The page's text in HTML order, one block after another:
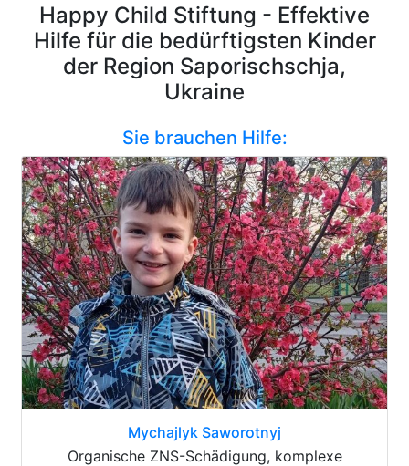
Happy Child Stiftung - Effektive
Hilfe für die bedürftigsten Kinder
der Region Saporischschja,
Ukraine
Sie brauchen Hilfe:
Mychajlyk Saworotnyj
Organische ZNS-Schädigung, komplexe